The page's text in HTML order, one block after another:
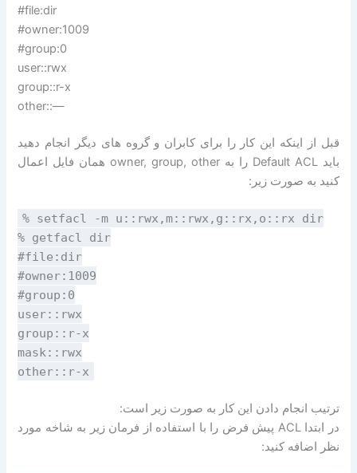
#file:dir
#owner:1009
#group:0
user::rwx
group::r-x
other::—
قبل از اینکه این کار را برای کابران و گروه های دیگر انجام دهید
باید Default ACL را به owner, group, other همان فایل اعمال
کنید به صورت زیر:
% setfacl -m u::rwx,m::rwx,g::rx,o::rx dir
% getfacl dir
#file:dir
#owner:1009
#group:0
user::rwx
group::r-x
mask::rwx
other::r-x
ترتیب انجام دادن این کار به صورت زیر است:
در ابتدا ACL پیش فرض را با استفاده از فرمان زیر به شاخه مورد
نظر اضافه کنید: